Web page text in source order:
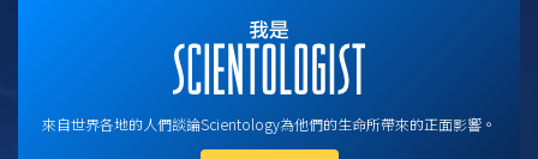
來自世界各地的人們談論Scientology為他們的生命所帶來的正面影響。